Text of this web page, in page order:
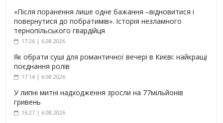
«Після поранення лише одне бажання –відновитися і
повернутися до побратимів». Історія незламного
тернопільського гвардійця
17:26 | 6.08.2026
Як обрати суші для романтичної вечері в Києві: найкращі
поєднання ролів
17:14 | 6.08.2026
У липні митні надходження зросли на 77мільйонів
гривень
16:27 | 6.08.2026